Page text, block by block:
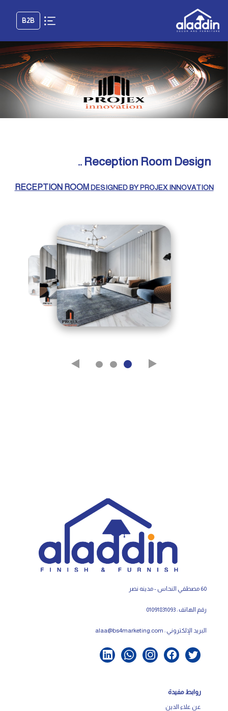
B2B
Reception Room Design ..
RECEPTION ROOM DESIGNED BY PROJEX INNOVATION
60 مصطفي النحاس - مدينه نصر
رقم الهاتف : 01091831093
البريد الإلكتروني : alaa@bs4marketing.com
روابط مفيدة
عن علاء الدين